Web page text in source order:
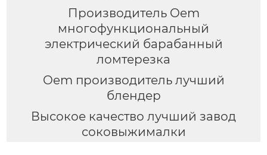
Производитель Oem
многофункциональный
электрический барабанный
ломтерезка
Oem производитель лучший
блендер
Высокое качество лучший завод
соковыжималки